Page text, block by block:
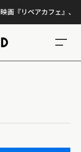
アカフェ』、上映300